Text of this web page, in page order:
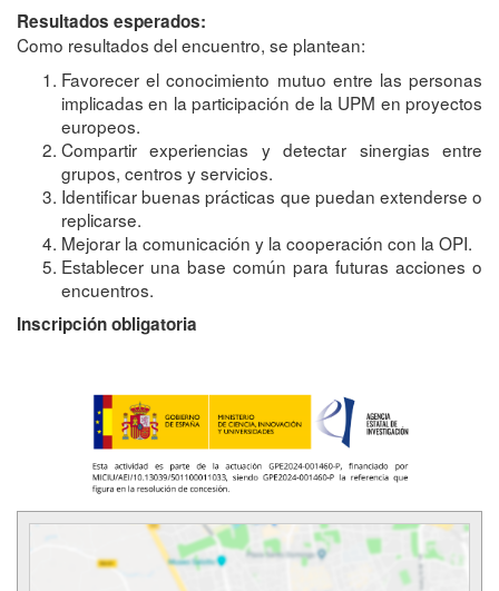
Resultados esperados:
Como resultados del encuentro, se plantean:
Favorecer el conocimiento mutuo entre las personas
implicadas en la participación de la UPM en proyectos
europeos.
Compartir experiencias y detectar sinergias entre
grupos, centros y servicios.
Identificar buenas prácticas que puedan extenderse o
replicarse.
Mejorar la comunicación y la cooperación con la OPI.
Establecer una base común para futuras acciones o
encuentros.
Inscripción obligatoria